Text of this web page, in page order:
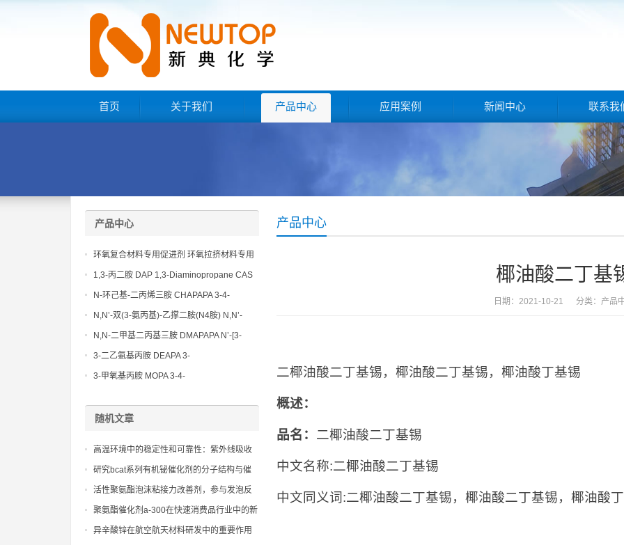
首页 关于我们 产品中心 应用案例 新闻中心 联系我
产品中心
椰油酸二丁基
日期：2021-10-21 分类： 产品
二椰油酸二丁基锡，椰油酸二丁基锡，椰油酸丁基锡
概述：
品名： 二椰油酸二丁基锡
中文名称:二椰油酸二丁基锡
中文同义词:二椰油酸二丁基锡，椰油酸二丁基锡，椰油酸
产品中心
环氧复合材料专用促进剂 环氧拉挤材料专用
促进剂 NT EP 120
1,3-丙二胺 DAP 1,3-Diaminopropane CAS
No 109-76-2
N-环己基-二丙烯三胺 CHAPAPA 3-4-
Methoxypropylamine CAS No:5332-73-0
N,N’-双(3-氨丙基)-乙撑二胺(N4胺) N,N’-
Bis(3-aminopropyl)-ethylenediamine CAS
No10563-26-5
N,N-二甲基二丙基三胺 DMAPAPA N’-[3-
(dimethylamino)propyllpropane-1,3-
diamine CAS No10563-29-8
3-二乙氨基丙胺 DEAPA 3-
(Diethylamino)propylamine CAS No 104-
3-甲氧基丙胺 MOPA 3-4-
随机文章
高温环境中的稳定性和可靠性：紫外线吸收
剂uv-234的表现评估
研究bcat系列有机铋催化剂的分子结构与催
化活性的关系，实现性能定制。
活性聚氨酯泡沫粘接力改善剂，参与发泡反
应，提高泡沫边缘的整体结构强度
聚氨酯催化剂a-300在快速消费品行业中的新
兴趋势观察
异辛酸锌在航空航天材料研发中的重要作用